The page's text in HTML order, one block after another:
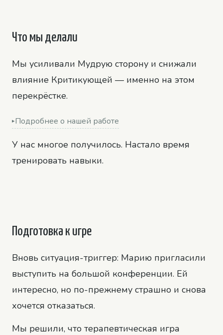
Что мы делали
Мы усиливали Мудрую сторону и снижали
влияние Критикующей — именно на этом
перекрёстке.
Подробнее о нашей работе
У нас многое получилось. Настало время
тренировать навыки.
Подготовка к игре
Вновь ситуация-триггер: Марию пригласили
выступить на большой конференции. Ей
интересно, но по-прежнему страшно и снова
хочется отказаться.
Мы решили, что терапевтическая игра